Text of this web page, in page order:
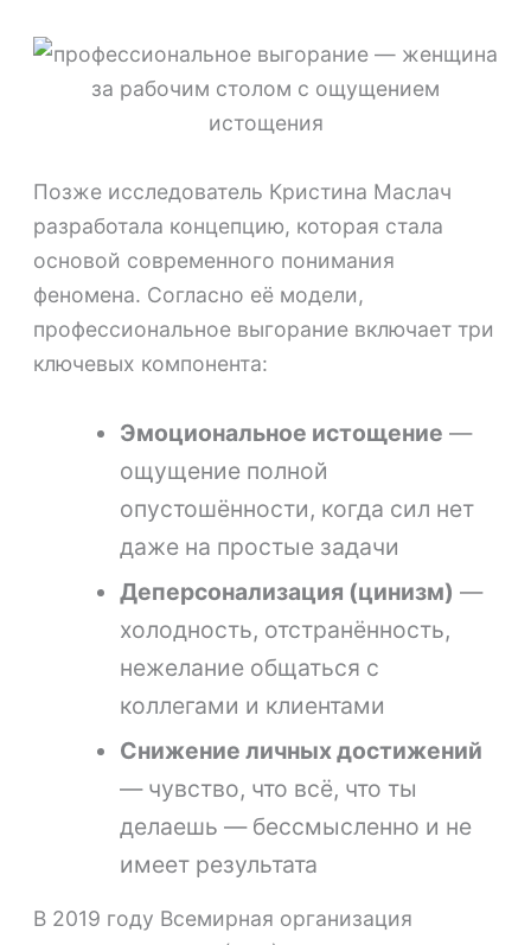
Позже исследователь Кристина Маслач
разработала концепцию, которая стала
основой современного понимания
феномена. Согласно её модели,
профессиональное выгорание включает три
ключевых компонента:
Эмоциональное истощение —
ощущение полной
опустошённости, когда сил нет
даже на простые задачи
Деперсонализация (цинизм) —
холодность, отстранённость,
нежелание общаться с
коллегами и клиентами
Снижение личных достижений
— чувство, что всё, что ты
делаешь — бессмысленно и не
имеет результата
В 2019 году Всемирная организация